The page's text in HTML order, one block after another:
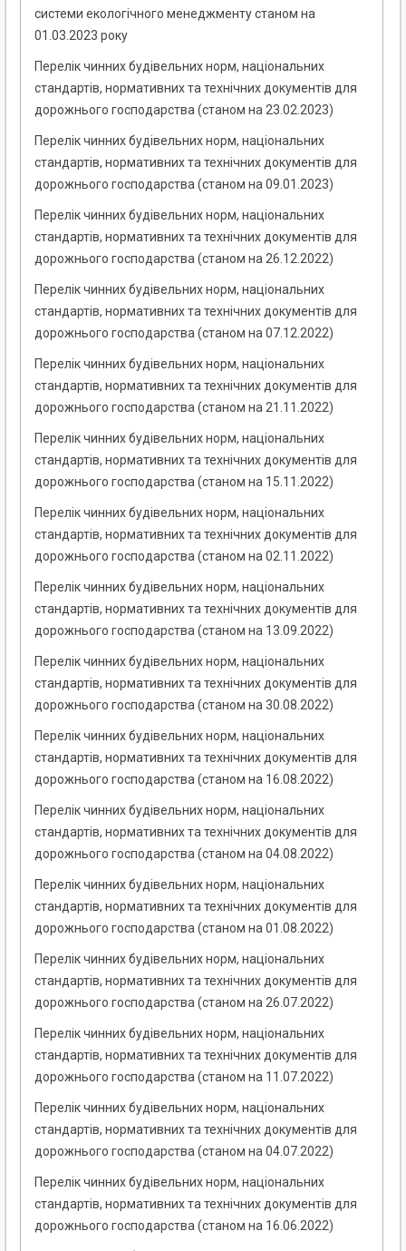
системи екологічного менеджменту станом на
01.03.2023 року
Перелік чинних будівельних норм, національних
стандартів, нормативних та технічних документів для
дорожнього господарства (станом на 23.02.2023)
Перелік чинних будівельних норм, національних
стандартів, нормативних та технічних документів для
дорожнього господарства (станом на 09.01.2023)
Перелік чинних будівельних норм, національних
стандартів, нормативних та технічних документів для
дорожнього господарства (станом на 26.12.2022)
Перелік чинних будівельних норм, національних
стандартів, нормативних та технічних документів для
дорожнього господарства (станом на 07.12.2022)
Перелік чинних будівельних норм, національних
стандартів, нормативних та технічних документів для
дорожнього господарства (станом на 21.11.2022)
Перелік чинних будівельних норм, національних
стандартів, нормативних та технічних документів для
дорожнього господарства (станом на 15.11.2022)
Перелік чинних будівельних норм, національних
стандартів, нормативних та технічних документів для
дорожнього господарства (станом на 02.11.2022)
Перелік чинних будівельних норм, національних
стандартів, нормативних та технічних документів для
дорожнього господарства (станом на 13.09.2022)
Перелік чинних будівельних норм, національних
стандартів, нормативних та технічних документів для
дорожнього господарства (станом на 30.08.2022)
Перелік чинних будівельних норм, національних
стандартів, нормативних та технічних документів для
дорожнього господарства (станом на 16.08.2022)
Перелік чинних будівельних норм, національних
стандартів, нормативних та технічних документів для
дорожнього господарства (станом на 04.08.2022)
Перелік чинних будівельних норм, національних
стандартів, нормативних та технічних документів для
дорожнього господарства (станом на 01.08.2022)
Перелік чинних будівельних норм, національних
стандартів, нормативних та технічних документів для
дорожнього господарства (станом на 26.07.2022)
Перелік чинних будівельних норм, національних
стандартів, нормативних та технічних документів для
дорожнього господарства (станом на 11.07.2022)
Перелік чинних будівельних норм, національних
стандартів, нормативних та технічних документів для
дорожнього господарства (станом на 04.07.2022)
Перелік чинних будівельних норм, національних
стандартів, нормативних та технічних документів для
дорожнього господарства (станом на 16.06.2022)